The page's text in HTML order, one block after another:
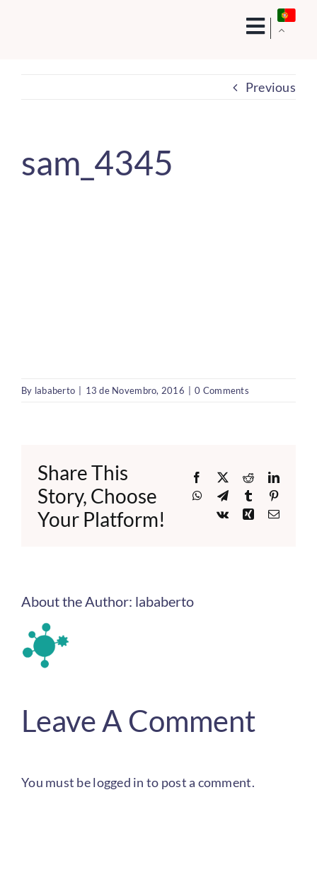
Previous
sam_4345
By lababerto 13 de Novembro, 2016 0 Comments
Share This
Story, Choose
Your Platform!
Facebook
X Reddit
WhatsApp
TelegramTumblr
Vk
XingEmail
About the Author: lababerto
Leave A Comment
You must belogged in to post a comment.